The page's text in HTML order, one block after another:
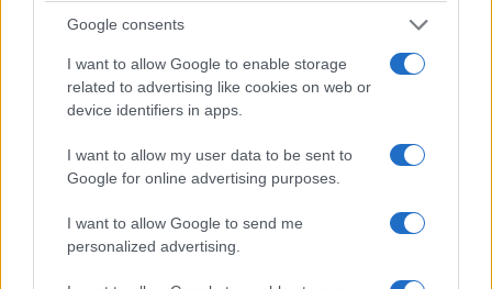
Google consents
I want to allow Google to enable storage
related to advertising like cookies on web or
device identifiers in apps.
I want to allow my user data to be sent to
Google for online advertising purposes.
I want to allow Google to send me
personalized advertising.
Brooklyni utcakép haszidokkal
Semmi sem lehet mérgezőbb és kívánttól
eltérőbb hatást kiváltó, mint a gyűlölet által
fűtött erőszak New Yorkot Kisinyovvá
Moldova fővárosa, ahol egy 1903-as pogrom
során 47 zsidót öltek meg, és további több